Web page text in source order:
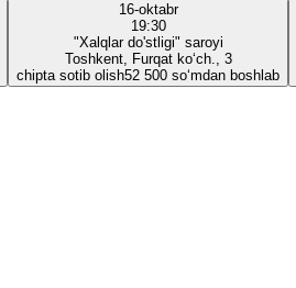
16-oktabr
19:30
"Xalqlar do'stligi" saroyi
Toshkent, Furqat ko‘ch., 3
chipta sotib olish52 500 so‘mdan boshlab